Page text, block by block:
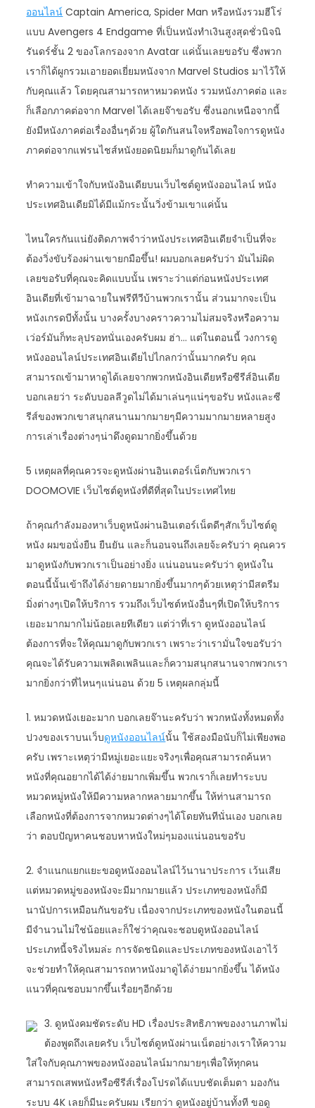
ออนไลน์ Captain America, Spider Man หรือหนังรวมฮีโร่
แบบ Avengers 4 Endgame ที่เป็นหนังทำเงินสูงสุดชั่วนิจนิ
รันดร์ชั้น 2 ของโลกรองจาก Avatar แค่นั้นเลยขอรับ ซึ่งพวก
เราก็ได้ผูกรวมเอายอดเยี่ยมหนังจาก Marvel Studios มาไว้ให้
กับคุณแล้ว โดยคุณสามารถหาหมวดหนัง รวมหนังภาคต่อ และ
ก็เลือกภาคต่อจาก Marvel ได้เลยจ๊าขอรับ ซึ่งนอกเหนือจากนี้
ยังมีหนังภาคต่อเรื่องอื่นๆด้วย ผู้ใดกันสนใจหรือพอใจการดูหนัง
ภาคต่อจากแฟรนไชส์หนังยอดนิยมก็มาดูกันได้เลย
ทำความเข้าใจกับหนังอินเดียบนเว็บไซต์ดูหนังออนไลน์ หนัง
ประเทศอินเดียมิได้มีแม้กระนั้นวิ่งข้ามเขาแค่นั้น
ไหนใครกันแน่ยังติดภาพจำว่าหนังประเทศอินเดียจำเป็นที่จะ
ต้องวิ่งขับร้องผ่านเขายกมือขึ้น! ผมบอกเลยครับว่า มันไม่ผิด
เลยขอรับที่คุณจะคิดแบบนั้น เพราะว่าแต่ก่อนหนังประเทศ
อินเดียที่เข้ามาฉายในฟรีทีวีบ้านพวกเรานั้น ส่วนมากจะเป็น
หนังเกรดบีทั้งนั้น บางครั้งบางคราวความไม่สมจริงหรือความ
เว่อร์มันก็ทะลุปรอทนั่นเองครับผม ฮ่า… แต่ในตอนนี้ วงการดู
หนังออนไลน์ประเทศอินเดียไปไกลกว่านั้นมากครับ คุณ
สามารถเข้ามาหาดูได้เลยจากพวกหนังอินเดียหรือซีรีส์อินเดีย
บอกเลยว่า ระดับบอลลีวูดไม่ได้มาเล่นๆแน่ๆขอรับ หนังและซี
รีส์ของพวกเขาสนุกสนานมากมายๆมีความมากมายหลายสูง
การเล่าเรื่องต่างๆน่าดึงดูดมากยิ่งขึ้นด้วย
5 เหตุผลที่คุณควรจะดูหนังผ่านอินเตอร์เน็ตกับพวกเรา
DOOMOVIE เว็บไซต์ดูหนังที่ดีที่สุดในประเทศไทย
ถ้าคุณกำลังมองหาเว็บดูหนังผ่านอินเตอร์เน็ตดีๆสักเว็บไซต์ดู
หนัง ผมขอนั่งยืน ยืนยัน และก็นอนจนถึงเลยจ้ะครับว่า คุณควร
มาดูหนังกับพวกเราเป็นอย่างยิ่ง แน่นอนนะครับว่า ดูหนังใน
ตอนนี้นั้นเข้าถึงได้ง่ายดายมากยิ่งขึ้นมากๆด้วยเหตุว่ามีสตรีม
มิ่งต่างๆเปิดให้บริการ รวมถึงเว็บไซต์หนังอื่นๆที่เปิดให้บริการ
เยอะมากมากไม่น้อยเลยทีเดียว แต่ว่าที่เรา ดูหนังออนไลน์
ต้องการที่จะให้คุณมาดูกับพวกเรา เพราะว่าเรามั่นใจขอรับว่า
คุณจะได้รับความเพลิดเพลินและก็ความสนุกสนานจากพวกเรา
มากยิ่งกว่าที่ไหนๆแน่นอน ด้วย 5 เหตุผลกลุ่มนี้
1. หมวดหนังเยอะมาก บอกเลยจ๊านะครับว่า พวกหนังทั้งหมดทั้ง
ปวงของเราบนเว็บดูหนังออนไลน์นั้น ใช้สองมือนับก็ไม่เพียงพอ
ครับ เพราะเหตุว่ามีหมู่เยอะแยะจริงๆเพื่อคุณสามารถค้นหา
หนังที่คุณอยากได้ได้ง่ายมากเพิ่มขึ้น พวกเราก็เลยทำระบบ
หมวดหมู่หนังให้มีความหลากหลายมากขึ้น ให้ท่านสามารถ
เลือกหนังที่ต้องการจากหมวดต่างๆได้โดยทันทีนั่นเอง บอกเลย
ว่า ตอบปัญหาคนชอบหาหนังใหม่ๆมองแน่นอนขอรับ
2. จำแนกแยกแยะขอดูหนังออนไลน์ไว้นานาประการ เว้นเสีย
แต่หมวดหมู่ของหนังจะมีมากมายแล้ว ประเภทของหนังก็มี
นานัปการเหมือนกันขอรับ เนื่องจากประเภทของหนังในตอนนี้
มีจำนวนไม่ใช่น้อยและก็ใช่ว่าคุณจะชอบดูหนังออนไลน์
ประเภทนี้จริงไหมล่ะ การจัดชนิดและประเภทของหนังเอาไว้
จะช่วยทำให้คุณสามารถหาหนังมาดูได้ง่ายมากยิ่งขึ้น ได้หนัง
แนวที่คุณชอบมากขึ้นเรื่อยๆอีกด้วย
3. ดูหนังคมชัดระดับ HD เรื่องประสิทธิภาพของงานภาพไม่
ต้องพูดถึงเลยครับ เว็บไซต์ดูหนังผ่านเน็ตอย่างเราให้ความ
ใส่ใจกับคุณภาพของหนังออนไลน์มากมายๆเพื่อให้ทุกคน
สามารถเสพหนังหรือซีรีส์เรื่องโปรดได้แบบชัดเต็มตา มองกัน
ระบบ 4K เลยก็มีนะครับผม เรียกว่า ดูหนังอยู่บ้านทั้งที ขอดู